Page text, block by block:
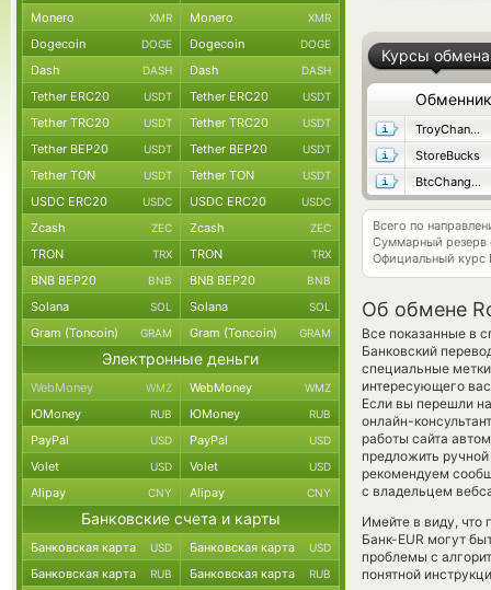
Курсы обмена
Обменник
TroyChange
StoreBucks
BtcChange24
Всего по
Суммарный резерв
Официальный курс
Об обмене
Все показанные в
Банковский
специальные
интересующего
Если вы перешли
онлайн-
работы сайта
предложить
рекомендуем
с владельцем
Имейте в виду, что
Банк-EUR могут
проблемы с
понятной
Monero XMR Monero XMR
Dogecoin DOGE Dogecoin DOGE
Dash DASH Dash DASH
Tether ERC20 USDT Tether ERC20 USDT
Tether TRC20 USDT Tether TRC20 USDT
Tether BEP20 USDT Tether BEP20 USDT
Tether TON USDT Tether TON USDT
USDC ERC20 USDC USDC ERC20 USDC
Zcash ZEC Zcash ZEC
TRON TRX TRON TRX
BNB BEP20 BNB BNB BEP20 BNB
Solana SOL Solana SOL
Gram (Toncoin) GRAM Gram (Toncoin) GRAM
Электронные деньги
WebMoney WMZ WebMoney WMZ
ЮMoney RUB ЮMoney RUB
PayPal USD PayPal USD
Volet USD Volet USD
Alipay CNY Alipay CNY
Банковские счета и карты
Банковская карта USD Банковская карта USD
Банковская карта RUB Банковская карта RUB